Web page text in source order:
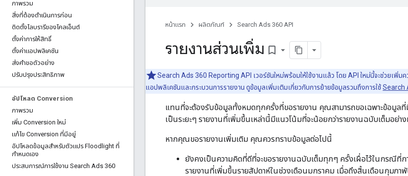
ภาพรวม
สิ่งที่ต้องดำเนินการก่อน
ติดตั้งไลบรารีของไคลเอ็นต์
ตั้งค่าการให้สิทธิ์
ตั้งค่าแอปพลิเคชัน
ส่งคําขอตัวอย่าง
ปรับปรุงประสิทธิภาพ
อัปโหลด Conversion
ภาพรวม
เพิ่ม Conversion ใหม่
แก้ไข Conversion ที่มีอยู่
อัปโหลดข้อมูลสําหรับตัวแปร Floodlight ที่
กําหนดเอง
ประสบการณ์การใช้งาน Search Ads 360
หน้าแรก ผลิตภัณฑ์ Search Ads 360 API
รายงานส่วนเพิ่ม bookmark_border
Search Ads 360 Reporting API เวอร์ชันใหม่พร้อมให้ใช้งานแล้ว โดย API ใหม่นี้จะช่วยเพิ่ม
แอปพลิเคชันและกระบวนการรายงาน ดูข้อมูลเพิ่มเติมเกี่ยวกับการย้ายข้อมูลรวมถึงการใช้Search
แทนที่จะต้องรับข้อมูลทั้งหมดทุกครั้งที่ขอรายงาน คุณสามารถขอเฉพาะข้อมูล
เป็นระยะๆ รายงานที่เพิ่มขึ้นเหล่านี้มีแนวโน้มที่จะน้อยกว่ารายงานฉบับเต็มอย่า
หากคุณขอรายงานเพิ่มเติม คุณควรทราบข้อมูลต่อไปนี้
ยังคงเป็นความคิดที่ดีที่จะขอรายงานฉบับเต็มทุกๆ ครั้งเผื่อไว้ในกรณีที่
รายงานที่เพิ่มขึ้นรายสัปดาห์ในช่วงเดือนมกราคม เมื่อถึงสิ้นเดือนกุมภ